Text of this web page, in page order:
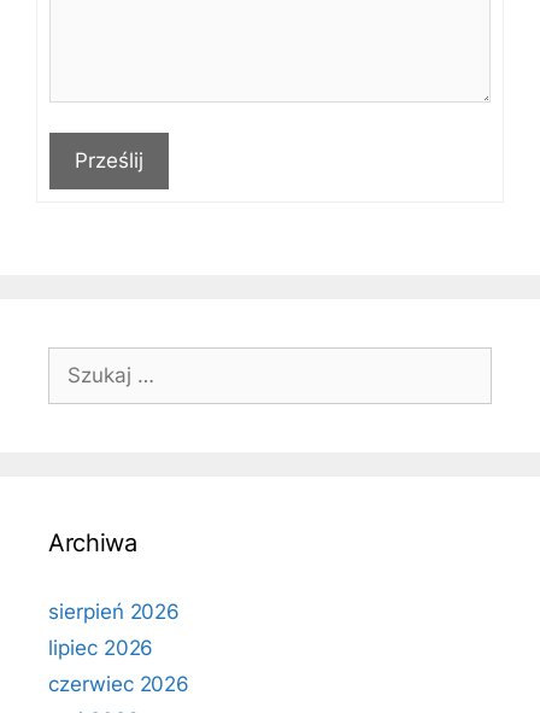
Prześlij
Archiwa
sierpień 2026
lipiec 2026
czerwiec 2026